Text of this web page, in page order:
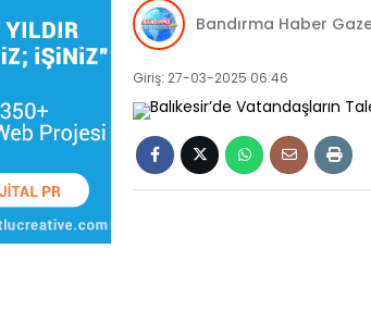
Bandırma Haber
Giriş: 27-03-2025 06:46